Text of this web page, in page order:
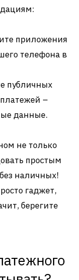
приложения
телефона в
публичных
–
данные.
не только
простым
наличных!
гаджет,
берегите